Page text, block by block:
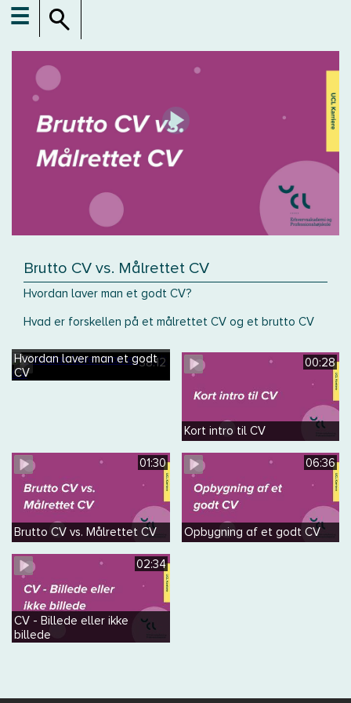
☰
Brutto CV vs. Målrettet CV
Hvordan laver man et godt CV?
Hvad er forskellen på et målrettet CV og et brutto CV
38:12
Hvordan laver man et godt
CV
00:28
Kort intro til CV
01:30
Brutto CV vs. Målrettet CV
06:36
Opbygning af et godt CV
02:34
CV - Billede eller ikke
billede